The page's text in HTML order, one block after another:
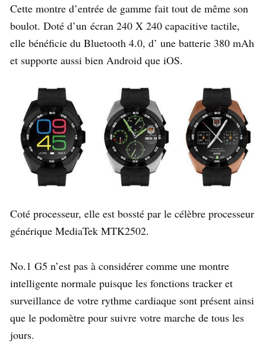
Cette montre d’entrée de gamme fait tout de même son
boulot. Doté d’un écran 240 X 240 capacitive tactile,
elle bénéficie du Bluetooth 4.0, d’ une batterie 380 mAh
et supporte aussi bien Android que iOS.
Coté processeur, elle est bossté par le célèbre processeur
générique MediaTek MTK2502.
No.1 G5 n’est pas à considérer comme une montre
intelligente normale puisque les fonctions tracker et
surveillance de votre rythme cardiaque sont présent ainsi
que le podomètre pour suivre votre marche de tous les
jours.